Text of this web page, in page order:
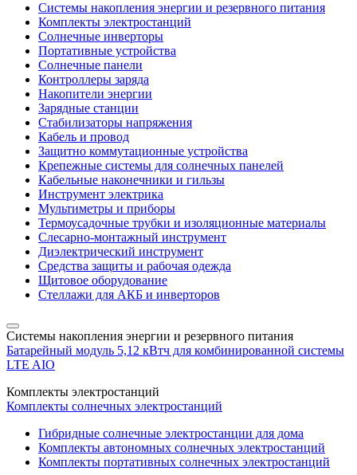
Системы накопления энергии и резервного питания
Комплекты электростанций
Солнечные инверторы
Портативные устройства
Солнечные панели
Контроллеры заряда
Накопители энергии
Зарядные станции
Стабилизаторы напряжения
Кабель и провод
Защитно коммутационные устройства
Крепежные системы для солнечных панелей
Кабельные наконечники и гильзы
Инструмент электрика
Мультиметры и приборы
Термоусадочные трубки и изоляционные материалы
Слесарно-монтажный инструмент
Диэлектрический инструмент
Средства защиты и рабочая одежда
Щитовое оборудование
Стеллажи для АКБ и инверторов
Системы накопления энергии и резервного питания
Батарейный модуль 5,12 кВтч для комбинированной системы
LTE AIO
Комплекты электростанций
Комплекты солнечных электростанций
Гибридные солнечные электростанции для дома
Комплекты автономных солнечных электростанций
Комплекты портативных солнечных электростанций